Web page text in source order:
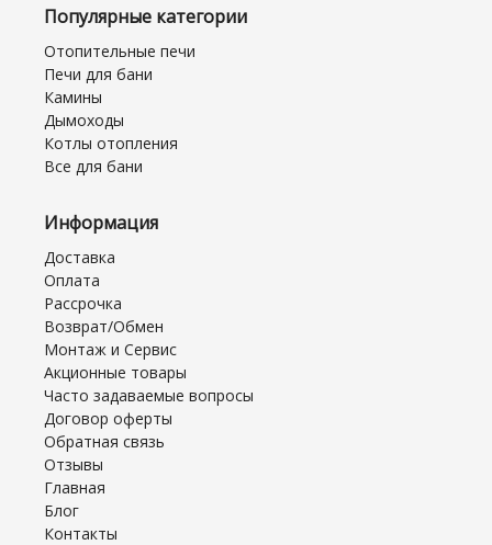
Популярные категории
Отопительные печи
Печи для бани
Камины
Дымоходы
Котлы отопления
Все для бани
Информация
Доставка
Оплата
Рассрочка
Возврат/Обмен
Монтаж и Сервис
Акционные товары
Часто задаваемые вопросы
Договор оферты
Обратная связь
Отзывы
Главная
Блог
Контакты